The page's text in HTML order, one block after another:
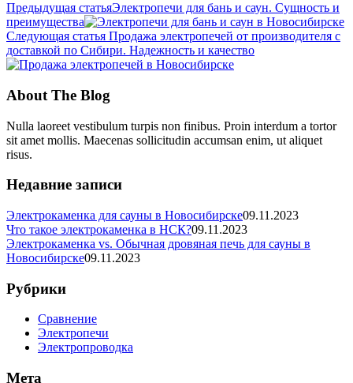
Предыдущая статьяЭлектропечи для бань и саун. Сущность и
преимущества
Следующая статья Продажа электропечей от производителя с
доставкой по Сибири. Надежность и качество
About The Blog
Nulla laoreet vestibulum turpis non finibus. Proin interdum a tortor
sit amet mollis. Maecenas sollicitudin accumsan enim, ut aliquet
risus.
Недавние записи
Электрокаменка для сауны в Новосибирске09.11.2023
Что такое электрокаменка в НСК?09.11.2023
Электрокаменка vs. Обычная дровяная печь для сауны в
Новосибирске09.11.2023
Рубрики
Сравнение
Электропечи
Электропроводка
Мета